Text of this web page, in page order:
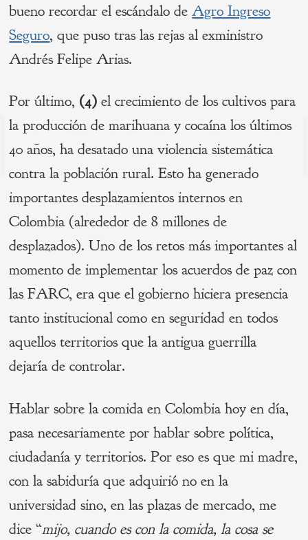
bueno recordar el escándalo deAgro Ingreso
Seguro, que puso tras las rejas al exministro
Andrés Felipe Arias.
Por último, (4)el crecimiento de los cultivos para
la producción de marihuana y cocaína los últimos
40 años, ha desatado una violencia sistemática
contra la población rural. Esto ha generado
importantes desplazamientos internos en
Colombia (alrededor de 8 millones de
desplazados). Uno de los retos más importantes al
momento de implementar los acuerdos de paz con
las FARC, era que el gobierno hiciera presencia
tanto institucional como en seguridad en todos
aquellos territorios que la antigua guerrilla
dejaría de controlar.
Hablar sobre la comida en Colombia hoy en día,
pasa necesariamente por hablar sobre política,
ciudadanía y territorios. Por eso es que mi madre,
con la sabiduría que adquirió no en la
universidad sino, en las plazas de mercado, me
dice “mijo, cuando es con la comida, la cosa se
Navegación
de
entradas